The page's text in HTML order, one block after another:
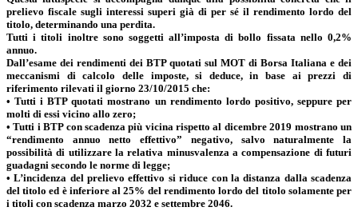
prelievo fiscale sugli interessi superi già di per sé il rendimento lordo del
titolo, determinando una perdita.
Tutti i titoli inoltre sono soggetti all’imposta di bollo fissata nello 0,2%
annuo.
Dall’esame dei rendimenti dei BTP quotati sul MOT di Borsa Italiana e dei
meccanismi di calcolo delle imposte, si deduce, in base ai prezzi di
riferimento rilevati il giorno 23/10/2015 che:
• Tutti i BTP quotati mostrano un rendimento lordo positivo, seppure per
molti di essi vicino allo zero;
• Tutti i BTP con scadenza più vicina rispetto al dicembre 2019 mostrano un
“rendimento annuo netto effettivo” negativo, salvo naturalmente la
possibilità di utilizzare la relativa minusvalenza a compensazione di futuri
guadagni secondo le norme di legge;
• L’incidenza del prelievo effettivo si riduce con la distanza dalla scadenza
del titolo ed è inferiore al 25% del rendimento lordo del titolo solamente per
i titoli con scadenza marzo 2032 e settembre 2046.